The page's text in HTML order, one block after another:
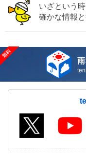
いざという
確かな情報